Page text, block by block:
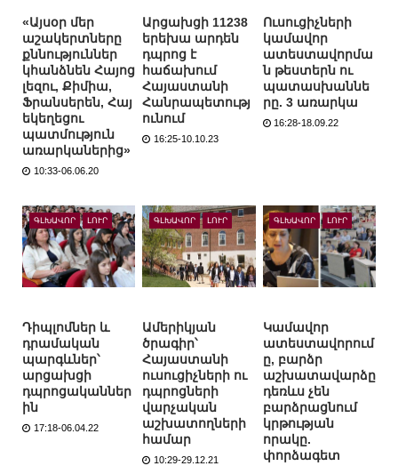
«Այսօր մեր
աշակերտները
քննություններ
կհանձնեն Հայոց
լեզու, Քիմիա,
Ֆրանսերեն, Հայ
եկեղեցու
պատմություն
առարկաներից»
10:33-06.06.20
Արցախցի 11238
երեխա արդեն
դպրոց է
հաճախում
Հայաստանի
Հանրապետությ
ունում
16:25-10.10.23
Ուսուցիչների
կամավոր
ատեստավորմա
ն թեստերն ու
պատասխաննե
րը. 3 առարկա
16:28-18.09.22
ԳԼԽԱՎՈՐ ԼՈՒՐ
Դիպլոմներ և
դրամական
պարգևներ՝
արցախցի
դպրոցականներ
ին
17:18-06.04.22
ԳԼԽԱՎՈՐ ԼՈՒՐ
Ամերիկյան
ծրագիր՝
Հայաստանի
ուսուցիչների ու
դպրոցների
վարչական
աշխատողների
համար
10:29-29.12.21
ԳԼԽԱՎՈՐ ԼՈՒՐ
Կամավոր
ատեստավորում
ը, բարձր
աշխատավարձը
դեռևս չեն
բարձրացնում
կրթության
որակը.
փորձագետ